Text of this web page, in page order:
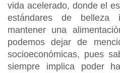
vida acelerado, donde el
estándares de belleza
mantener una
podemos dejar de
socioeconómicas, pues
siempre implica poder